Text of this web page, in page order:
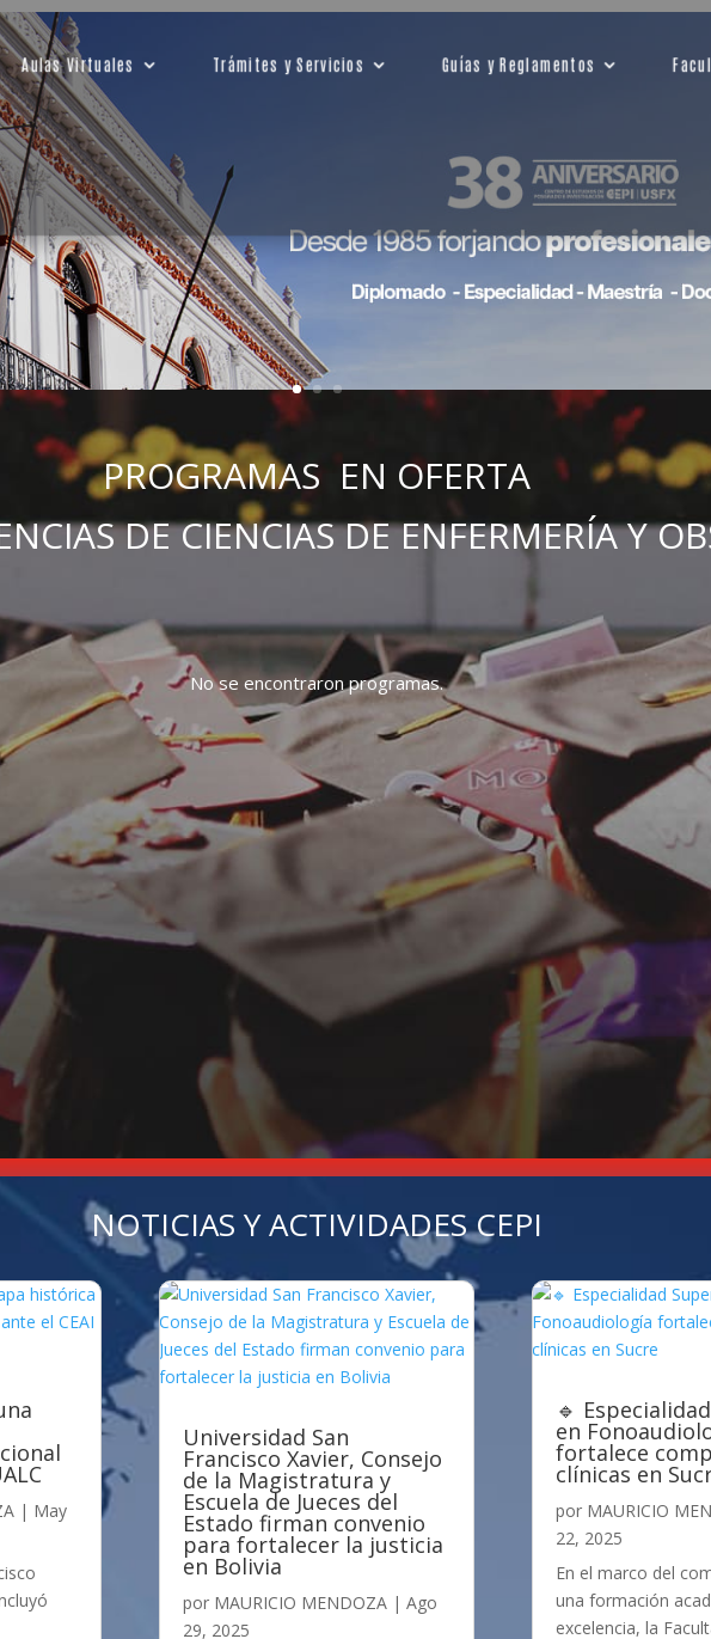
Aulas Virtuales Trámites y Servicios Guías y Reglamentos
PROGRAMAS EN OFERTA
DECIENCIAS DE ENFERMERÍA Y
No se encontraron programas.
NOTICIAS Y ACTIVIDADES CEPI
| May
Universidad San
Francisco Xavier, Consejo
de la Magistratura y
Escuela de Jueces del
Estado firman convenio
para fortalecer la justicia
en Bolivia
por MAURICIO MENDOZA |Ago
29, 2025
🔹
en
fortalece
clínicas en
por MAURICIO
22, 2025
En el marco del
una formación
excelencia, la